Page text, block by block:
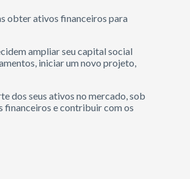
obter ativos financeiros para
ampliar seu capital social
iniciar um novo projeto,
dos seus ativos no mercado, sob
financeiros e contribuir com os